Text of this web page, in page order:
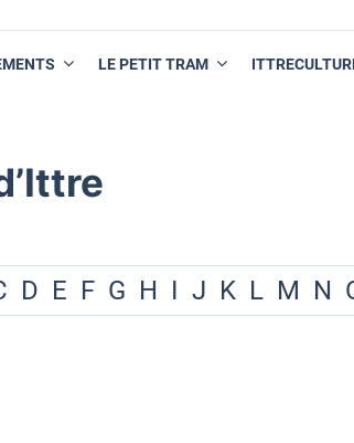
LE PETIT TRAM
D E F G H I J K L M N